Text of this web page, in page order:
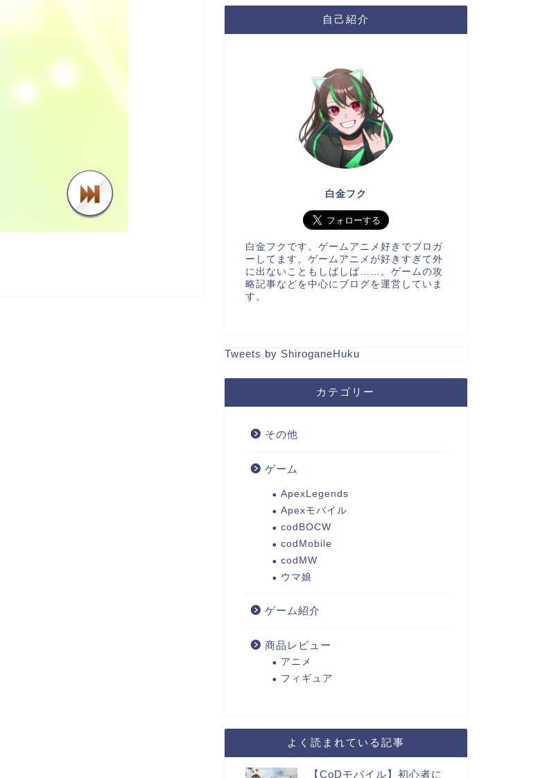
自己紹介
白金フク
白金フクです。ゲームアニメ好きでブロガ
ーしてます。ゲームアニメが好きすぎて外
に出ないこともしばしば……。ゲームの攻
略記事などを中心にブログを運営していま
す。
Tweets by ShiroganeHuku
カテゴリー
その他
ゲーム
ApexLegends
Apexモバイル
codBOCW
codMobile
codMW
ウマ娘
ゲーム紹介
商品レビュー
アニメ
フィギュア
よく読まれている記事
【CoDモバイル】初心者に